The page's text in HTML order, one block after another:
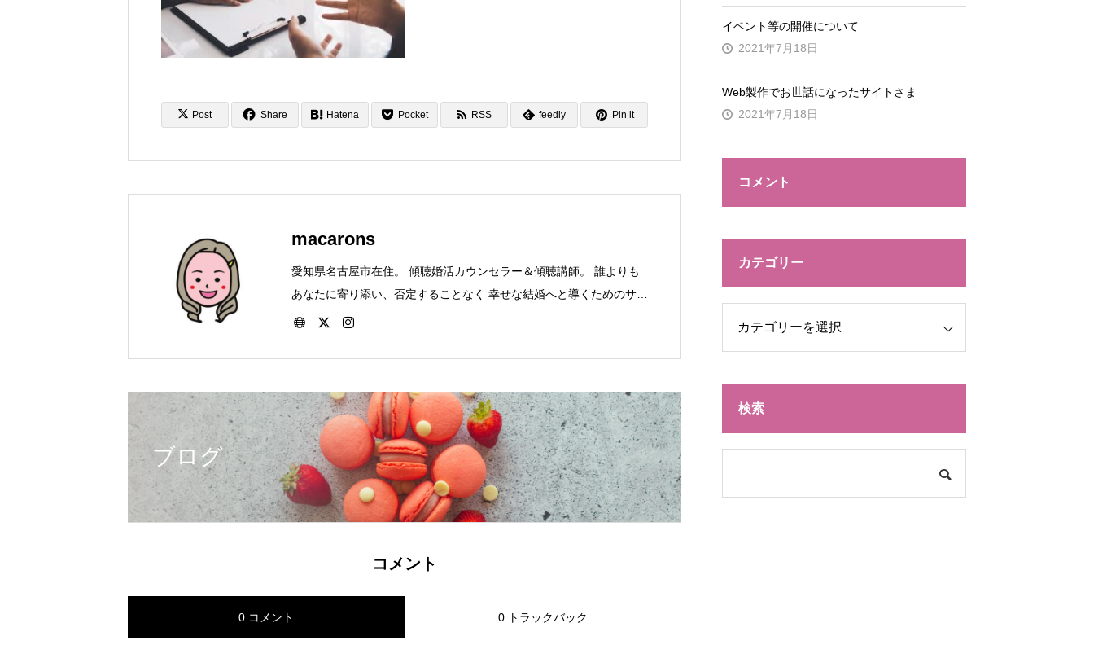
Post Share Hatena Pocket RSS feedly Pin it
macarons
愛知県名古屋市在住。 傾聴婚活カウンセラー＆傾聴講師。 誰よりも
あなたに寄り添い、否定することなく 幸せな結婚へと導くためのサポ
ートをしています。 会員・非会員関係なく結婚にまつわる相談は い
ブログ
コメント
0 コメント 0 トラックバック
イベント等の開催について
2021年7月18日
Web製作でお世話になったサイトさま
2021年7月18日
コメント
カテゴリー
検索